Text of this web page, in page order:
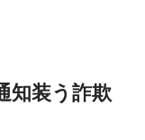
知装う詐欺